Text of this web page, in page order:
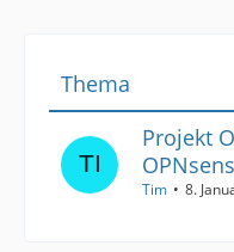
Thema
Projekt
Tim 8.